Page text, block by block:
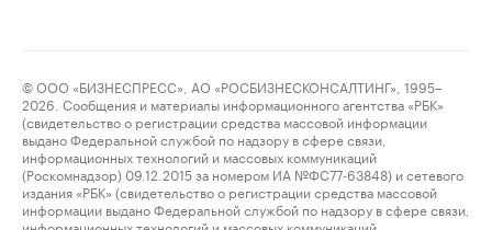
© ООО «БИЗНЕСПРЕСС», АО «РОСБИЗНЕСКОНСАЛТИНГ», 1995–
2026. Сообщения и материалы информационного агентства «РБК»
(свидетельство о регистрации средства массовой информации
выдано Федеральной службой по надзору в сфере связи,
информационных технологий и массовых коммуникаций
(Роскомнадзор) 09.12.2015 за номером ИА №ФС77-63848) и сетевого
издания «РБК» (свидетельство о регистрации средства массовой
информации выдано Федеральной службой по надзору в сфере связи,